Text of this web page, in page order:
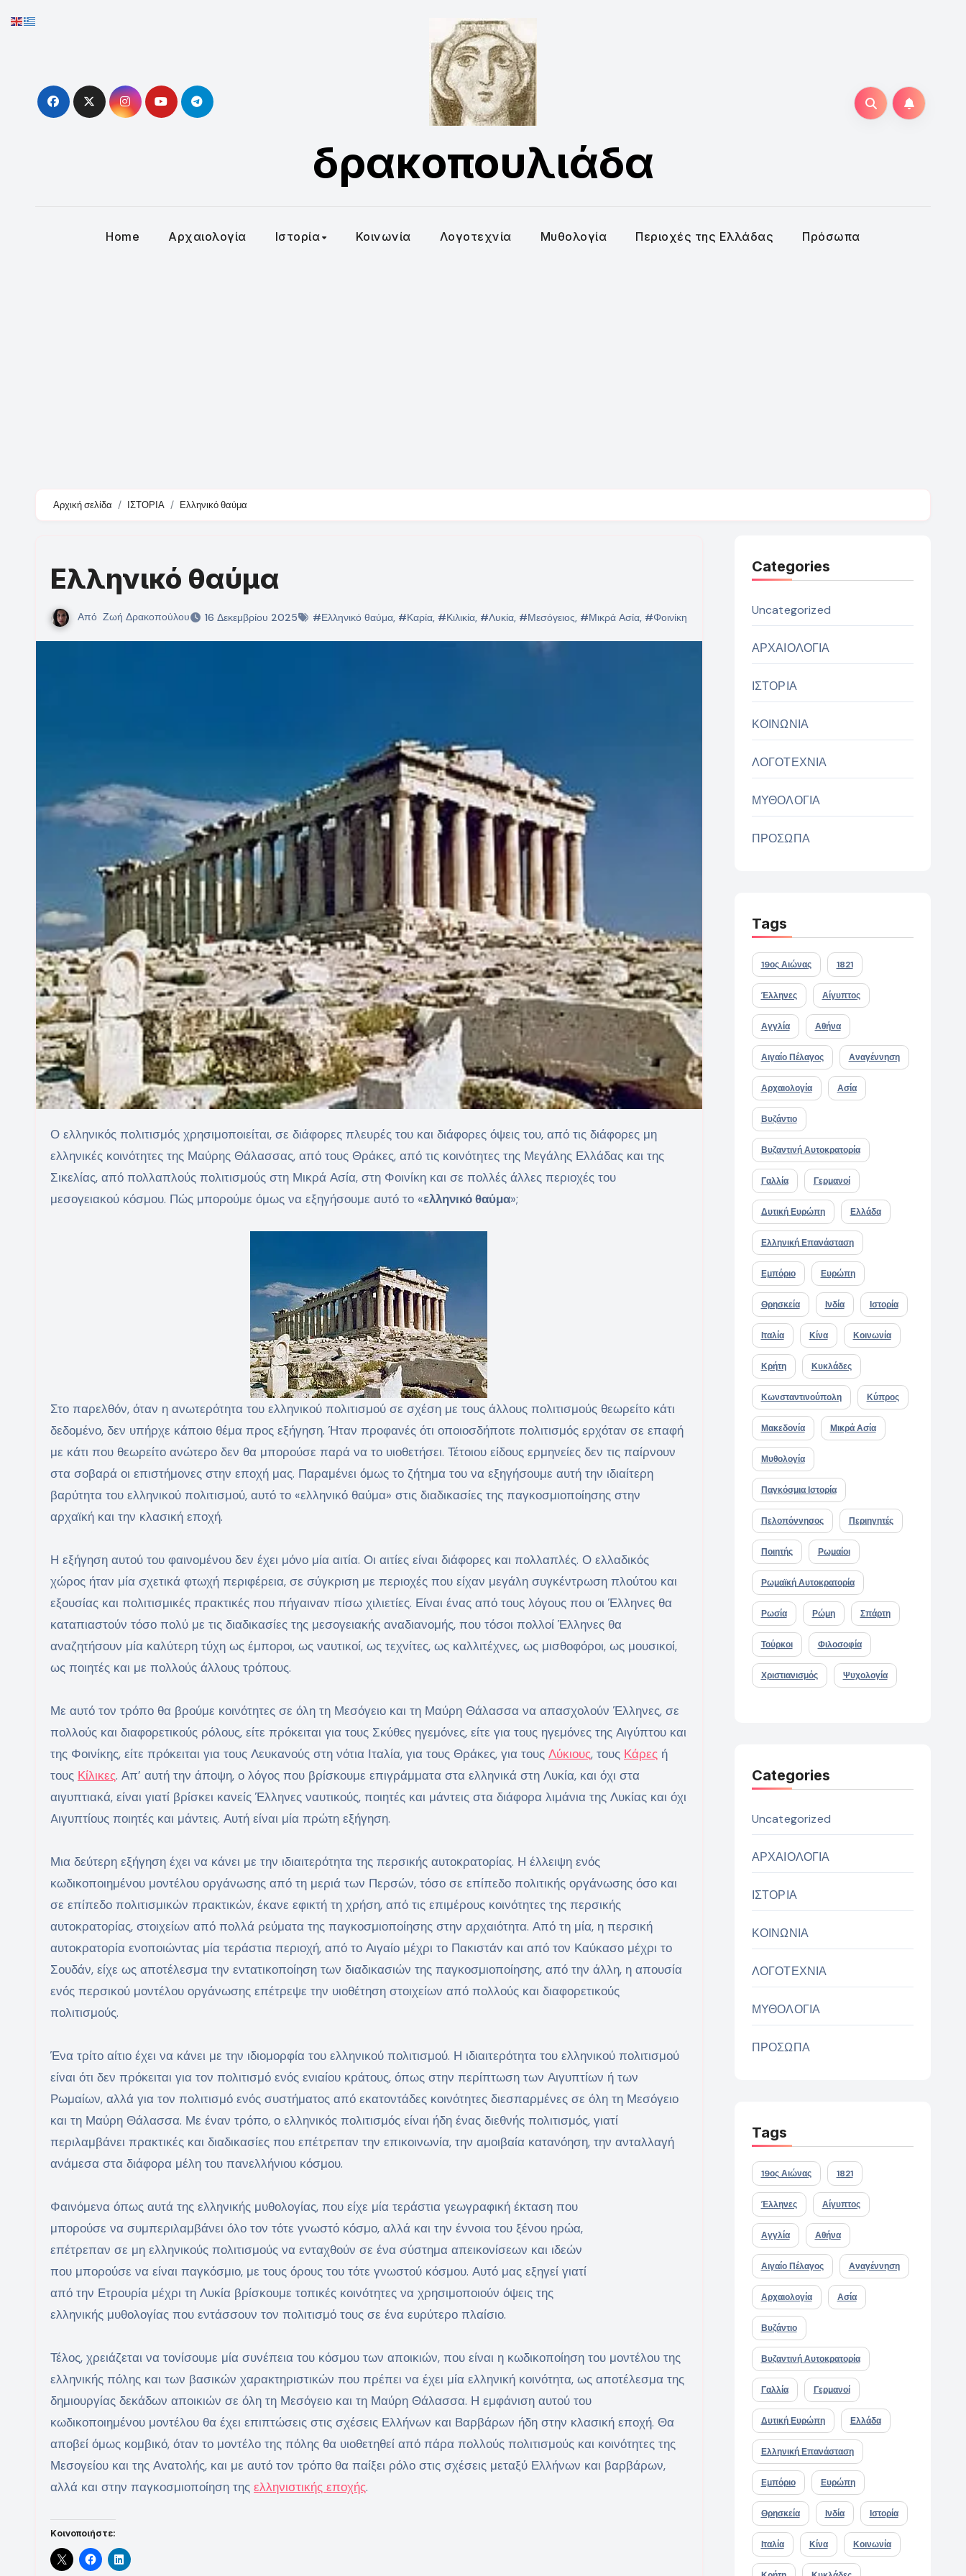
to
δρακοπουλιάδα
Home Αρχαιολογία Ιστορία Κοινωνία Λογοτεχνία Μυθολογία Περιοχές της Ελλάδας Πρόσωπα
Αρχική σελίδα ΙΣΤΟΡΙΑ Ελληνικό θαύμα
Ελληνικό θαύμα
Από Ζωή Δρακοπούλου 16 Δεκεμβρίου 2025 #Ελληνικό θαύμα, #Καρία, #Κιλικία, #Λυκία, #Μεσόγειος, #Μικρά Ασία, #Φοινίκη
Ο ελληνικός πολιτισμός χρησιμοποιείται, σε διάφορες πλευρές του και διάφορες όψεις του, από τις διάφορες μη
ελληνικές κοινότητες της Μαύρης Θάλασσας, από τους Θράκες, από τις κοινότητες της Μεγάλης Ελλάδας και της
Σικελίας, από πολλαπλούς πολιτισμούς στη Μικρά Ασία, στη Φοινίκη και σε πολλές άλλες περιοχές του
μεσογειακού κόσμου. Πώς μπορούμε όμως να εξηγήσουμε αυτό το «ελληνικό θαύμα»;
Στο παρελθόν, όταν η ανωτερότητα του ελληνικού πολιτισμού σε σχέση με τους άλλους πολιτισμούς θεωρείτο κάτι
δεδομένο, δεν υπήρχε κάποιο θέμα προς εξήγηση. Ήταν προφανές ότι οποιοσδήποτε πολιτισμός ερχόταν σε επαφή
με κάτι που θεωρείτο ανώτερο δεν θα μπορούσε παρά να το υιοθετήσει. Τέτοιου είδους ερμηνείες δεν τις παίρνουν
στα σοβαρά οι επιστήμονες στην εποχή μας. Παραμένει όμως το ζήτημα του να εξηγήσουμε αυτή την ιδιαίτερη
βαρύτητα του ελληνικού πολιτισμού, αυτό το «ελληνικό θαύμα» στις διαδικασίες της παγκοσμιοποίησης στην
αρχαϊκή και την κλασική εποχή.
Η εξήγηση αυτού του φαινομένου δεν έχει μόνο μία αιτία. Οι αιτίες είναι διάφορες και πολλαπλές. Ο ελλαδικός
χώρος ήταν μία σχετικά φτωχή περιφέρεια, σε σύγκριση με περιοχές που είχαν μεγάλη συγκέντρωση πλούτου και
εξουσίας και πολιτισμικές πρακτικές που πήγαιναν πίσω χιλιετίες. Είναι ένας από τους λόγους που οι Έλληνες θα
καταπιαστούν τόσο πολύ με τις διαδικασίες της μεσογειακής αναδιανομής, που τόσοι πολλοί Έλληνες θα
αναζητήσουν μία καλύτερη τύχη ως έμποροι, ως ναυτικοί, ως τεχνίτες, ως καλλιτέχνες, ως μισθοφόροι, ως μουσικοί,
ως ποιητές και με πολλούς άλλους τρόπους.
Με αυτό τον τρόπο θα βρούμε κοινότητες σε όλη τη Μεσόγειο και τη Μαύρη Θάλασσα να απασχολούν Έλληνες, σε
πολλούς και διαφορετικούς ρόλους, είτε πρόκειται για τους Σκύθες ηγεμόνες, είτε για τους ηγεμόνες της Αιγύπτου και
της Φοινίκης, είτε πρόκειται για τους Λευκανούς στη νότια Ιταλία, για τους Θράκες, για τους Λύκιους, τους Κάρες ή
τους Κίλικες. Απ’ αυτή την άποψη, ο λόγος που βρίσκουμε επιγράμματα στα ελληνικά στη Λυκία, και όχι στα
αιγυπτιακά, είναι γιατί βρίσκει κανείς Έλληνες ναυτικούς, ποιητές και μάντεις στα διάφορα λιμάνια της Λυκίας και όχι
Aιγυπτίους ποιητές και μάντεις. Αυτή είναι μία πρώτη εξήγηση.
Μια δεύτερη εξήγηση έχει να κάνει με την ιδιαιτερότητα της περσικής αυτοκρατορίας. Η έλλειψη ενός
κωδικοποιημένου μοντέλου οργάνωσης από τη μεριά των Περσών, τόσο σε επίπεδο πολιτικής οργάνωσης όσο και
σε επίπεδο πολιτισμικών πρακτικών, έκανε εφικτή τη χρήση, από τις επιμέρους κοινότητες της περσικής
αυτοκρατορίας, στοιχείων από πολλά ρεύματα της παγκοσμιοποίησης στην αρχαιότητα. Από τη μία, η περσική
αυτοκρατορία ενοποιώντας μία τεράστια περιοχή, από το Αιγαίο μέχρι το Πακιστάν και από τον Καύκασο μέχρι το
Σουδάν, είχε ως αποτέλεσμα την εντατικοποίηση των διαδικασιών της παγκοσμιοποίησης, από την άλλη, η απουσία
ενός περσικού μοντέλου οργάνωσης επέτρεψε την υιοθέτηση στοιχείων από πολλούς και διαφορετικούς
πολιτισμούς.
Ένα τρίτο αίτιο έχει να κάνει με την ιδιομορφία του ελληνικού πολιτισμού. Η ιδιαιτερότητα του ελληνικού πολιτισμού
είναι ότι δεν πρόκειται για τον πολιτισμό ενός ενιαίου κράτους, όπως στην περίπτωση των Αιγυπτίων ή των
Ρωμαίων, αλλά για τον πολιτισμό ενός συστήματος από εκατοντάδες κοινότητες διεσπαρμένες σε όλη τη Μεσόγειο
και τη Μαύρη Θάλασσα. Με έναν τρόπο, ο ελληνικός πολιτισμός είναι ήδη ένας διεθνής πολιτισμός, γιατί
περιλαμβάνει πρακτικές και διαδικασίες που επέτρεπαν την επικοινωνία, την αμοιβαία κατανόηση, την ανταλλαγή
ανάμεσα στα διάφορα μέλη του πανελλήνιου κόσμου.
Φαινόμενα όπως αυτά της ελληνικής μυθολογίας, που είχε μία τεράστια γεωγραφική έκταση που
μπορούσε να συμπεριλαμβάνει όλο τον τότε γνωστό κόσμο, αλλά και την έννοια του ξένου ηρώα,
επέτρεπαν σε μη ελληνικούς πολιτισμούς να ενταχθούν σε ένα σύστημα απεικονίσεων και ιδεών
που μπορούσε να είναι παγκόσμιο, με τους όρους του τότε γνωστού κόσμου. Αυτό μας εξηγεί γιατί
από την Ετρουρία μέχρι τη Λυκία βρίσκουμε τοπικές κοινότητες να χρησιμοποιούν όψεις της
ελληνικής μυθολογίας που εντάσσουν τον πολιτισμό τους σε ένα ευρύτερο πλαίσιο.
Τέλος, χρειάζεται να τονίσουμε μία συνέπεια του κόσμου των αποικιών, που είναι η κωδικοποίηση του μοντέλου της
ελληνικής πόλης και των βασικών χαρακτηριστικών που πρέπει να έχει μία ελληνική κοινότητα, ως αποτέλεσμα της
δημιουργίας δεκάδων αποικιών σε όλη τη Μεσόγειο και τη Μαύρη Θάλασσα. Η εμφάνιση αυτού του
κωδικοποιημένου μοντέλου θα έχει επιπτώσεις στις σχέσεις Ελλήνων και Βαρβάρων ήδη στην κλασική εποχή. Θα
αποβεί όμως κομβικό, όταν το μοντέλο της πόλης θα υιοθετηθεί από πάρα πολλούς πολιτισμούς και κοινότητες της
Μεσογείου και της Ανατολής, και με αυτό τον τρόπο θα παίξει ρόλο στις σχέσεις μεταξύ Ελλήνων και βαρβάρων,
αλλά και στην παγκοσμιοποίηση της ελληνιστικής εποχής.
Κοινοποιήστε:
Categories
Uncategorized
ΑΡΧΑΙΟΛΟΓΙΑ
ΙΣΤΟΡΙΑ
ΚΟΙΝΩΝΙΑ
ΛΟΓΟΤΕΧΝΙΑ
ΜΥΘΟΛΟΓΙΑ
ΠΡΟΣΩΠΑ
Tags
19ος Αιώνας 1821
Έλληνες Αίγυπτος
Αγγλία Αθήνα
Αιγαίο Πέλαγος Αναγέννηση
Αρχαιολογία Ασία
Βυζάντιο
Βυζαντινή Αυτοκρατορία
Γαλλία Γερμανοί
Δυτική Ευρώπη Ελλάδα
Ελληνική Επανάσταση
Εμπόριο Ευρώπη
Θρησκεία Ινδία Ιστορία
Ιταλία Κίνα Κοινωνία
Κρήτη Κυκλάδες
Κωνσταντινούπολη Κύπρος
Μακεδονία Μικρά Ασία
Μυθολογία
Παγκόσμια Ιστορία
Πελοπόννησος Περιηγητές
Ποιητής Ρωμαίοι
Ρωμαϊκή Αυτοκρατορία
Ρωσία Ρώμη Σπάρτη
Τούρκοι Φιλοσοφία
Χριστιανισμός Ψυχολογία
Categories
Uncategorized
ΑΡΧΑΙΟΛΟΓΙΑ
ΙΣΤΟΡΙΑ
ΚΟΙΝΩΝΙΑ
ΛΟΓΟΤΕΧΝΙΑ
ΜΥΘΟΛΟΓΙΑ
ΠΡΟΣΩΠΑ
Tags
19ος Αιώνας 1821
Έλληνες Αίγυπτος
Αγγλία Αθήνα
Αιγαίο Πέλαγος Αναγέννηση
Αρχαιολογία Ασία
Βυζάντιο
Βυζαντινή Αυτοκρατορία
Γαλλία Γερμανοί
Δυτική Ευρώπη Ελλάδα
Ελληνική Επανάσταση
Εμπόριο Ευρώπη
Θρησκεία Ινδία Ιστορία
Ιταλία Κίνα Κοινωνία